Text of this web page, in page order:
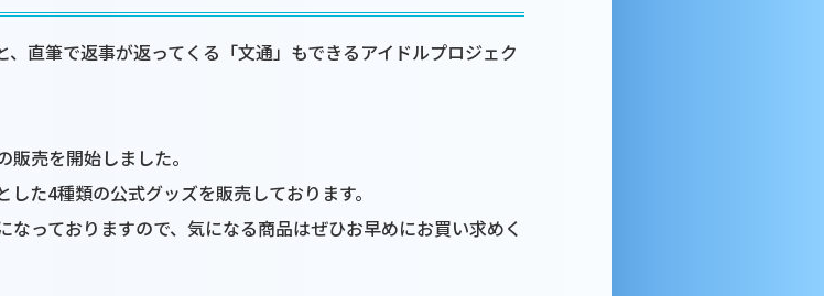
Official Twitter
直筆で返事が返ってくる「文通」もできるアイドルプロジェク
売を開始しました。
た4種類の公式グッズを販売しております。
っておりますので、気になる商品はぜひお早めにお買い求めく